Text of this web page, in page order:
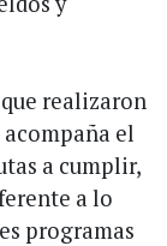
realizaron
el
a cumplir,
a lo
programas